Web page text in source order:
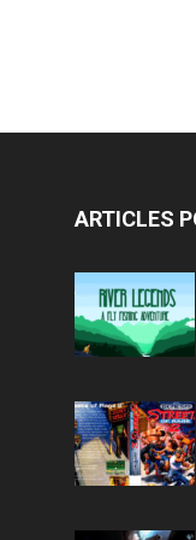
ARTICLES